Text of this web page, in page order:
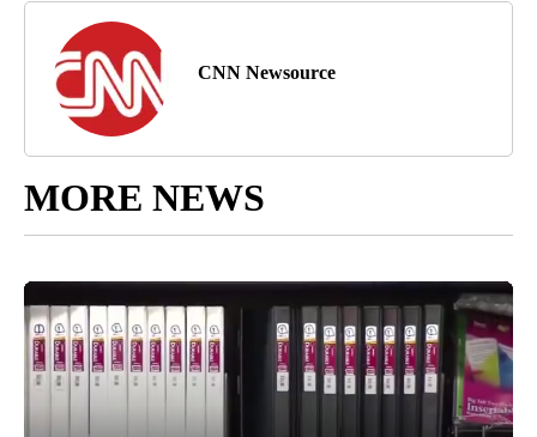
CNN Newsource
MORE NEWS